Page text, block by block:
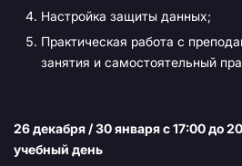
Настройка защиты данных;
Практическая работа с
занятия и самостоятельный
26 декабря / 30 января с 17:00 до
учебный день